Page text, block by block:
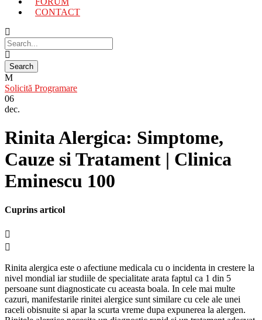
CONTACT
Solicită Programare
06
dec.
Rinita Alergica: Simptome,
Cauze si Tratament | Clinica
Eminescu 100
Cuprins articol
Rinita alergica este o afectiune medicala cu o incidenta in crestere la
nivel mondial iar studiile de specialitate arata faptul ca 1 din 5
persoane sunt diagnosticate cu aceasta boala. In cele mai multe
cazuri, manifestarile rinitei alergice sunt similare cu cele ale unei
raceli obisnuite si apar la scurta vreme dupa expunerea la alergen.